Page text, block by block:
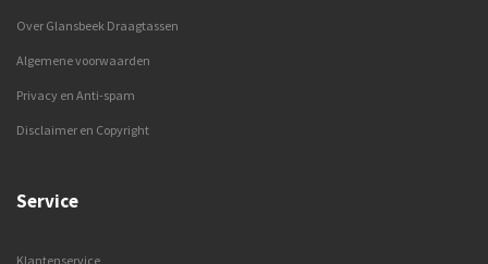
Over Glansbeek Draagtassen
Algemene voorwaarden
Privacy en Anti-spam
Disclaimer en Copyright
Service
Klantenservice